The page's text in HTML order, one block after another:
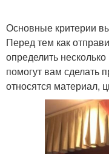
Основные критерии
Перед тем как
определить
помогут вам сделать
относятся материал,